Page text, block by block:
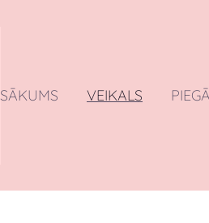
SĀKUMS VEIKALS